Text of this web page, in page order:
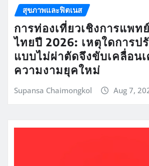
สุขภาพและฟิตเนส
การท่องเที่ยวเชิงการแพท
ไทยปี 2026: เหตุใดการป
แบบไม่ผ่าตัดจึงขับเคลื่อน
ความงามยุคใหม่
Supansa Chaimongkol Aug 7,